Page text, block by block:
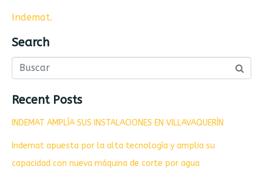
Indemat.
Search
Recent Posts
INDEMAT AMPLÍA SUS INSTALACIONES EN VILLAVAQUERÍN
Indemat apuesta por la alta tecnología y amplia su
capacidad con nueva máquina de corte por agua